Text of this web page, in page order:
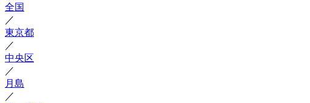
全国
／
東京都
／
中央区
／
月島
／